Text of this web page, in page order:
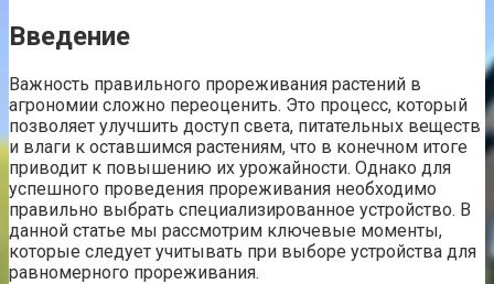
Введение
Важность правильного прореживания растений в
агрономии сложно переоценить. Это процесс, который
позволяет улучшить доступ света, питательных веществ
и влаги к оставшимся растениям, что в конечном итоге
приводит к повышению их урожайности. Однако для
успешного проведения прореживания необходимо
правильно выбрать специализированное устройство. В
данной статье мы рассмотрим ключевые моменты,
которые следует учитывать при выборе устройства для
равномерного прореживания.